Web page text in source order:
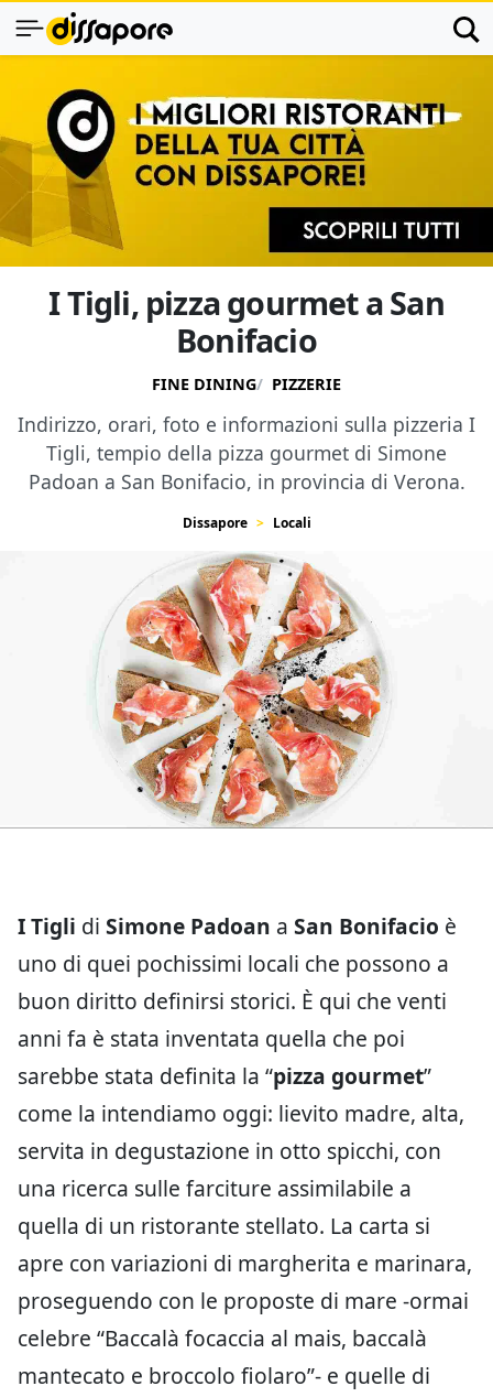
I Tigli, pizza gourmet a San
Bonifacio
FINE DINING PIZZERIE
Indirizzo, orari, foto e informazioni sulla pizzeria I
Tigli, tempio della pizza gourmet di Simone
Padoan a San Bonifacio, in provincia di Verona.
Dissapore Locali
I Tigli di Simone Padoan a San Bonifacio è
uno di quei pochissimi locali che possono a
buon diritto definirsi storici. È qui che venti
anni fa è stata inventata quella che poi
sarebbe stata definita la “pizza gourmet”
come la intendiamo oggi: lievito madre, alta,
servita in degustazione in otto spicchi, con
una ricerca sulle farciture assimilabile a
quella di un ristorante stellato. La carta si
apre con variazioni di margherita e marinara,
proseguendo con le proposte di mare -ormai
celebre “Baccalà focaccia al mais, baccalà
mantecato e broccolo fiolaro”- e quelle di